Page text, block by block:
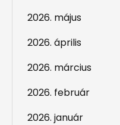
2026. május
2026. április
2026. március
2026. február
2026. január